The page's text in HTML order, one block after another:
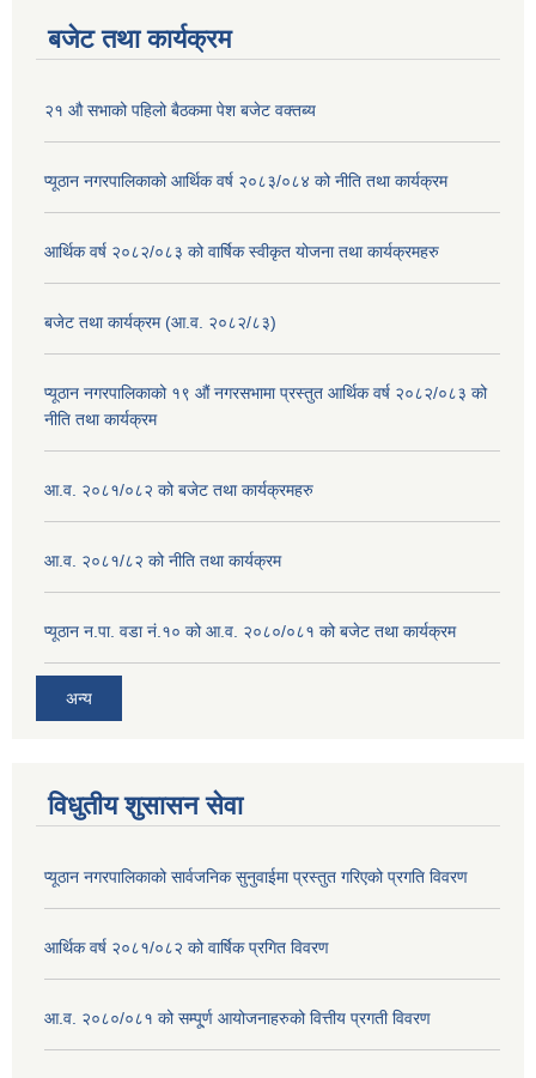
बजेट तथा कार्यक्रम
२१ औ सभाको पहिलो बैठकमा पेश बजेट वक्तब्य
प्यूठान नगरपालिकाको आर्थिक वर्ष २०८३/०८४ को नीति तथा कार्यक्रम
आर्थिक वर्ष २०८२/०८३ को वार्षिक स्वीकृत योजना तथा कार्यक्रमहरु
बजेट तथा कार्यक्रम (आ.व. २०८२/८३)
प्यूठान नगरपालिकाको १९ औं नगरसभामा प्रस्तुत आर्थिक वर्ष २०८२/०८३ को
नीति तथा कार्यक्रम
आ.व. २०८१/०८२ को बजेट तथा कार्यक्रमहरु
आ.व. २०८१/८२ को नीति तथा कार्यक्रम
प्यूठान न.पा. वडा नं.१० को आ.व. २०८०/०८१ को बजेट तथा कार्यक्रम
अन्य
विधुतीय शुसासन सेवा
प्यूठान नगरपालिकाको सार्वजनिक सुनुवाईमा प्रस्तुत गरिएको प्रगति विवरण
आर्थिक वर्ष २०८१/०८२ को वार्षिक प्रगित विवरण
आ.व. २०८०/०८१ को सम्पू्र्ण आयोजनाहरुको वित्तीय प्रगती विवरण